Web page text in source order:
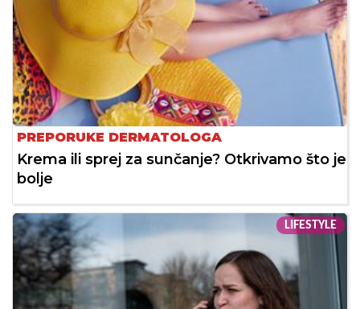
PREPORUKE DERMATOLOGA
Krema ili sprej za sunčanje? Otkrivamo što je
bolje
LIFESTYLE